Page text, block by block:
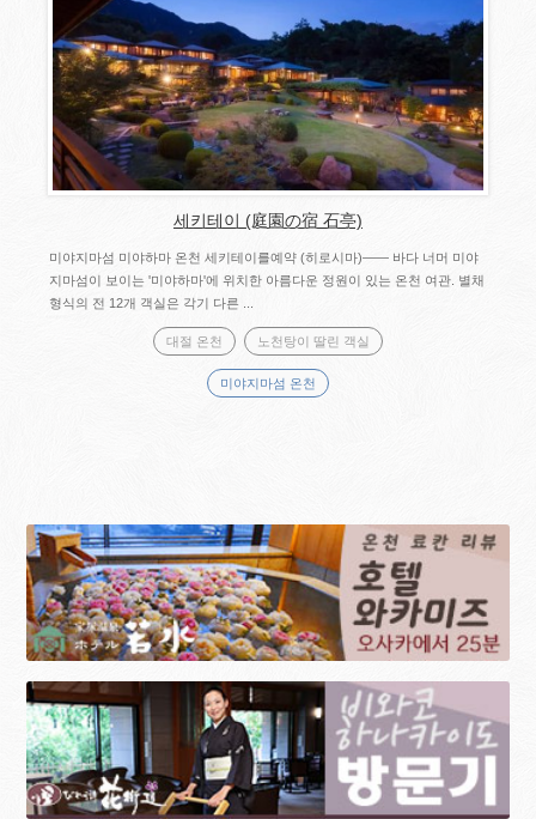
세키테이 (庭園の宿 石亭)
미야지마섬 미야하마 온천 세키테이를예약 (히로시마)―― 바다 너머 미야
지마섬이 보이는 '미야하마'에 위치한 아름다운 정원이 있는 온천 여관. 별채
형식의 전 12개 객실은 각기 다른 ...
대절 온천 노천탕이 딸린 객실
미야지마섬 온천